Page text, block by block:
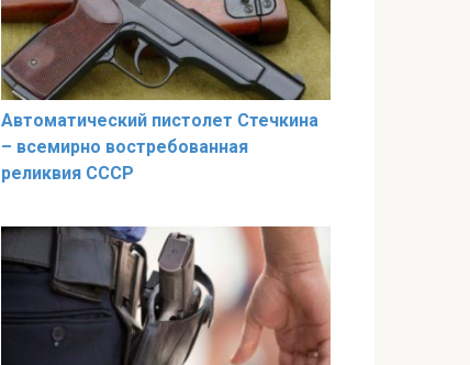
Автоматический пистолет Стечкина
– всемирно востребованная
реликвия СССР